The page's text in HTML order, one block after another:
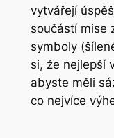
vytvářejí
součástí mise
symboly
si, že nejlepší
abyste měli
co nejvíce